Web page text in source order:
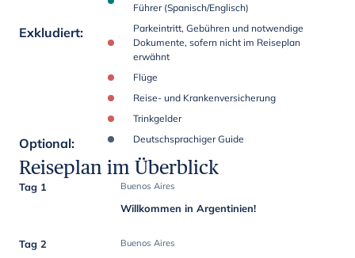
Führer (Spanisch/Englisch)
Exkludiert:
Parkeintritt, Gebühren und notwendige
Dokumente, sofern nicht im Reiseplan
erwähnt
Flüge
Reise- und Krankenversicherung
Trinkgelder
Optional: Deutschsprachiger Guide
Reiseplan im Überblick
Tag 1 Buenos Aires
Willkommen in Argentinien!
Tag 2 Buenos Aires